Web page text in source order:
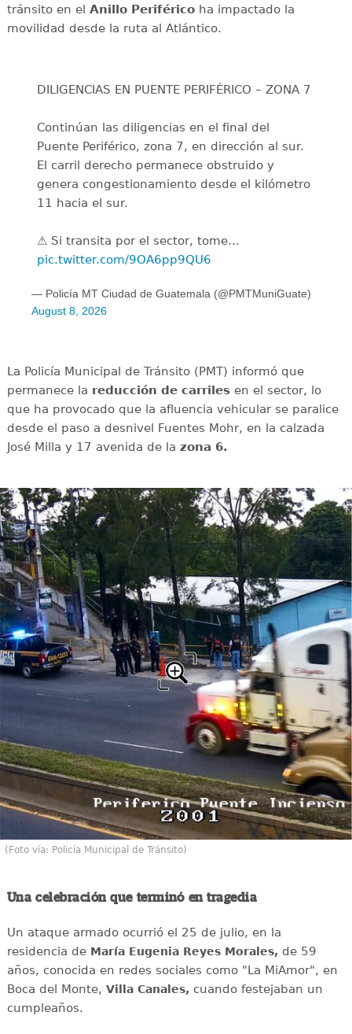
tránsito en el Anillo Periféricoha impactado la
movilidad desde la ruta al Atlántico.
DILIGENCIAS EN PUENTE PERIFÉRICO – ZONA 7
Continúan las diligencias en el final del
Puente Periférico, zona 7, en dirección al sur.
El carril derecho permanece obstruido y
genera congestionamiento desde el kilómetro
11 hacia el sur.
⚠️ Si transita por el sector, tome…
pic.twitter.com/9OA6pp9QU6
— Policía MT Ciudad de Guatemala (@PMTMuniGuate)
August 8, 2026
La Policía Municipal de Tránsito (PMT) informó que
permanece la reducción de carrilesen el sector, lo
que ha provocado que la afluencia vehicular se paralice
desde el paso a desnivel Fuentes Mohr, en la calzada
José Milla y 17 avenida de la zona 6.
(Foto vía: Policía Municipal de Tránsito)
Una celebración que terminó en tragedia
Un ataque armado ocurrió el 25 de julio, en la
residencia de María Eugenia Reyes Morales, de 59
años, conocida en redes sociales como "La MiAmor", en
Boca del Monte, Villa Canales, cuando festejaban un
cumpleaños.